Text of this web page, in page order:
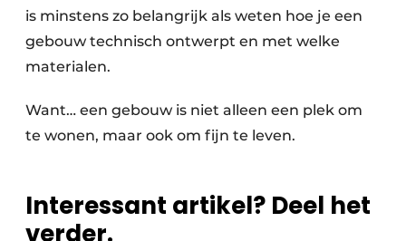
is minstens zo belangrijk als weten hoe je een
gebouw technisch ontwerpt en met welke
materialen.
Want… een gebouw is niet alleen een plek om
te wonen, maar ook om fijn te leven.
Interessant artikel? Deel het
verder.